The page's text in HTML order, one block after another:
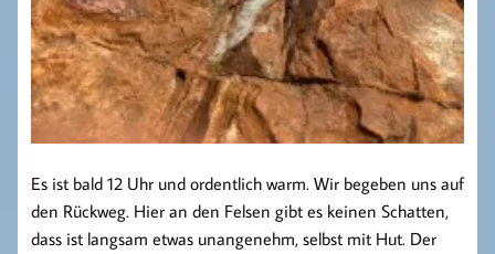
Es ist bald 12 Uhr und ordentlich warm. Wir begeben uns auf
den Rückweg. Hier an den Felsen gibt es keinen Schatten,
dass ist langsam etwas unangenehm, selbst mit Hut. Der